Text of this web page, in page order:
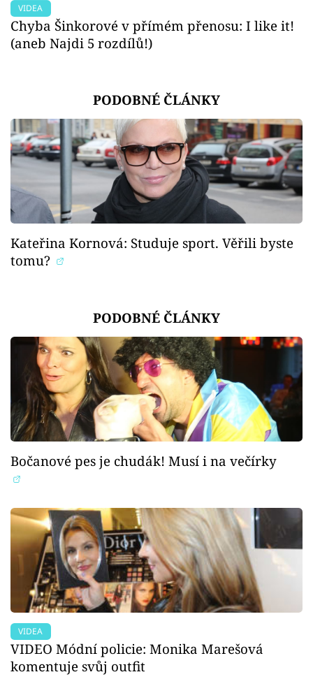
VIDEA
Chyba Šinkorové v přímém přenosu: I like it!
(aneb Najdi 5 rozdílů!)
PODOBNÉ ČLÁNKY
Kateřina Kornová: Studuje sport. Věřili byste
tomu?
PODOBNÉ ČLÁNKY
Bočanové pes je chudák! Musí i na večírky
VIDEA
VIDEO Módní policie: Monika Marešová
komentuje svůj outfit